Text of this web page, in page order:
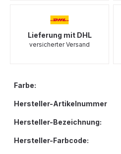
Lieferung mit DHL
versicherter Versand
Farbe:
Hersteller-Artikelnummer
Hersteller-Bezeichnung:
Hersteller-Farbcode: